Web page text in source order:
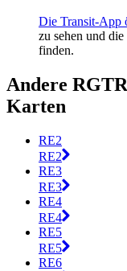
Die Transit-App
zu sehen und
finden.
Andere
Karten
RE2
RE2
RE3
RE3
RE4
RE4
RE5
RE5
RE6